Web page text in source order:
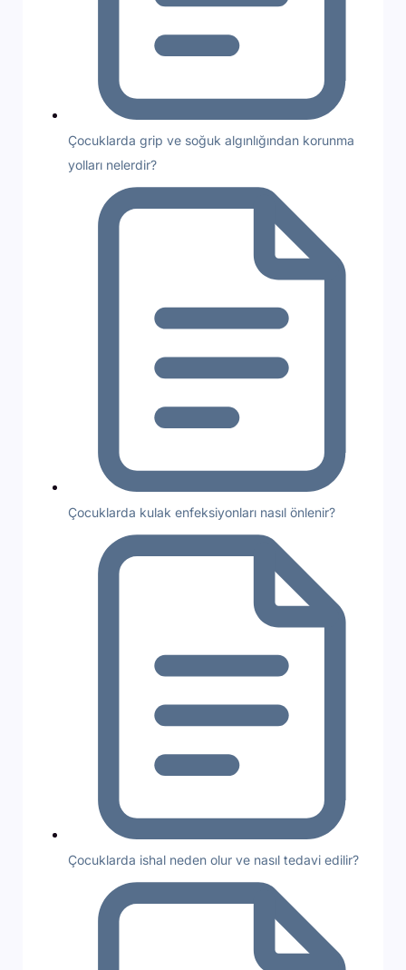
Çocuklarda grip ve soğuk algınlığından korunma
yolları nelerdir?
Çocuklarda kulak enfeksiyonları nasıl önlenir?
Çocuklarda ishal neden olur ve nasıl tedavi edilir?